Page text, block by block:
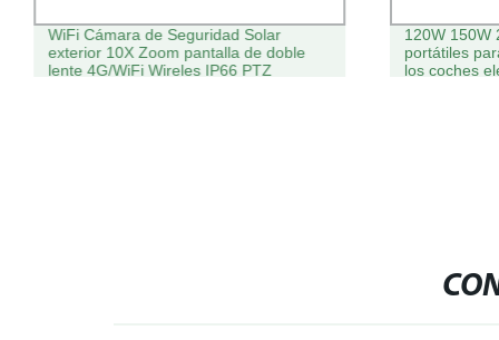
WiFi Cámara de Seguridad Solar
exterior 10X Zoom pantalla de doble
lente 4G/WiFi Wireles IP66 PTZ
120W 150W
portátiles
los coches